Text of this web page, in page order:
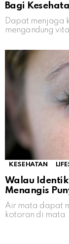
Bagi
Dapat menjaga
mengandung
KESEHATAN
Walau
Menangis
Air mata dapat
kotoran di mata